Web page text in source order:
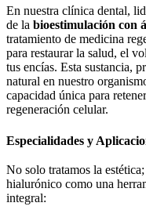
En nuestra clínica dental,
de la bioestimulación con
tratamiento de medicina
para restaurar la salud, el
tus encías. Esta sustancia,
natural en nuestro
capacidad única para
regeneración celular.
Especialidades y
No solo tratamos la
hialurónico como una
integral: